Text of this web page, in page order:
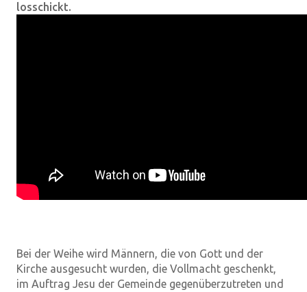
losschickt.
Bei der Weihe wird Männern, die von Gott und der
Kirche ausgesucht wurden, die Vollmacht geschenkt,
im Auftrag Jesu der Gemeinde gegenüberzutreten und